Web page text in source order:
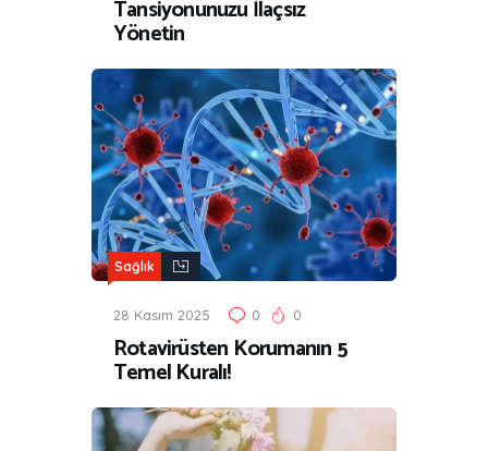
Tansiyonunuzu İlaçsız
Yönetin
Sağlık
28 Kasım 2025 0 0
Rotavirüsten Korumanın 5
Temel Kuralı!